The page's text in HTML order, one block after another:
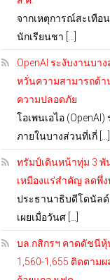
จากเหตุการณ์สะเทือ
นักเรียนชา […]
OpenAI ระงับงานบา
หวั่นความสามารถด้า
ความปลอดภัย
โอเพนเอไอ
ภายในบางส่วนที่เกี่ […]
ทรัมป์เดินหน้าทุ่ม 3
เหมืองแร่สำคัญ ลดพึ่
ประธานาธิบดีโดนัลด์
เผยเมื่อวันศ […]
บล.กสิกรฯ คาดดัชนี
1,560-1,655 ติดตาม